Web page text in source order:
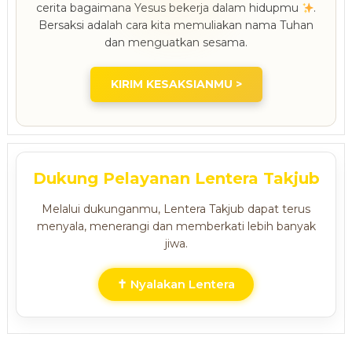
cerita bagaimana Yesus bekerja dalam hidupmu
.
Bersaksi adalah cara kita memuliakan nama Tuhan
dan menguatkan sesama.
KIRIM KESAKSIANMU >
Dukung Pelayanan Lentera Takjub
Melalui dukunganmu, Lentera Takjub dapat terus
menyala, menerangi dan memberkati lebih banyak
jiwa.
✝ Nyalakan Lentera